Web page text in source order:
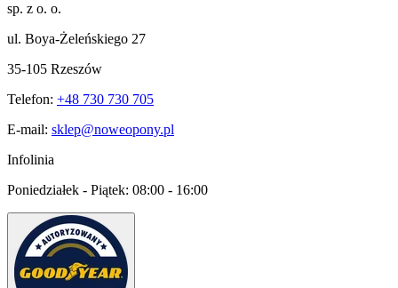
sp. z o. o.
ul. Boya-Żeleńskiego 27
35-105 Rzeszów
Telefon: +48 730 730 705
E-mail: sklep@noweopony.pl
Infolinia
Poniedziałek - Piątek: 08:00 - 16:00